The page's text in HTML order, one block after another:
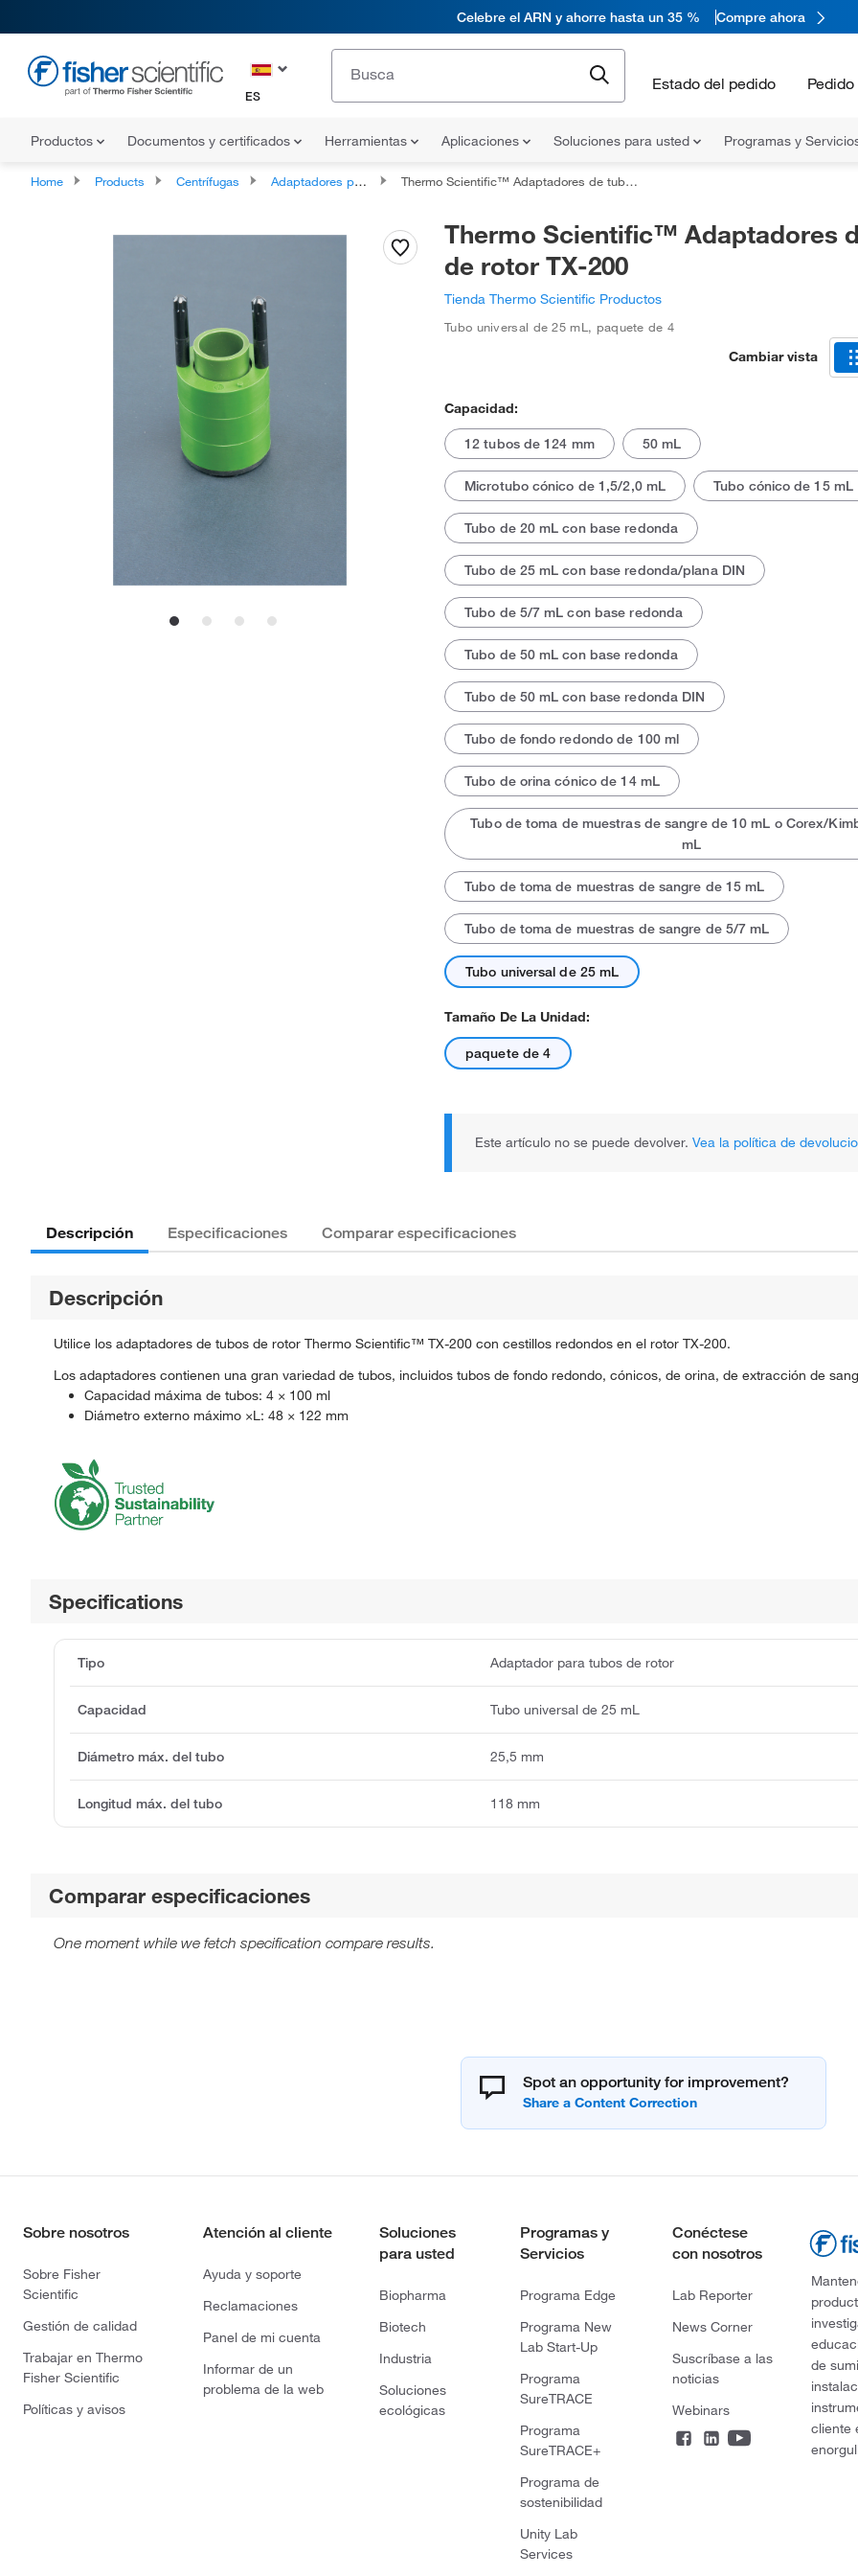
Celebre el ARN y ahorre hasta un 35 % Compre ahora
ES
Estado del pedido
Productos Documentos y certificados Herramientas Aplicaciones Soluciones para usted Programas y
Home Products Centrífugas Adaptadores para centrífugas Thermo Scientific™ Adaptadores de tubo de rotor TX-200
Thermo Scientific™ Adaptadores
de rotor TX-200
Tienda Thermo Scientific Productos
Tubo universal de 25 mL , paquete de 4
Cambiar vista
Capacidad:
12 tubos de 124 mm 50 mL
Microtubo cónico de 1,5/2,0 mL Tubo cónico de 15 mL
Tubo de 20 mL con base redonda
Tubo de 25 mL con base redonda/plana DIN
Tubo de 5/7 mL con base redonda
Tubo de 50 mL con base redonda
Tubo de 50 mL con base redonda DIN
Tubo de fondo redondo de 100 ml
Tubo de orina cónico de 14 mL
Tubo de toma de muestras de sangre de 10 mL o Corex/
mL
Tubo de toma de muestras de sangre de 15 mL
Tubo de toma de muestras de sangre de 5/7 mL
Tubo universal de 25 mL
Tamaño De La Unidad:
paquete de 4
Este artículo no se puede devolver. Vea la política de
Descripción Especificaciones Comparar especificaciones
Descripción
Utilice los adaptadores de tubos de rotor Thermo Scientific™ TX-200 con cestillos redondos en el rotor TX-200.
Los adaptadores contienen una gran variedad de tubos, incluidos tubos de fondo redondo, cónicos, de orina, de extracción de
Capacidad máxima de tubos: 4 × 100 ml
Diámetro externo máximo ×L: 48 × 122 mm
Specifications
Tipo Adaptador para tubos de rotor
Capacidad Tubo universal de 25 mL
Diámetro máx. del tubo 25,5 mm
Longitud máx. del tubo 118 mm
Comparar especificaciones
One moment while we fetch specification compare results.
Spot an opportunity for improvement?
Sobre nosotros
Sobre Fisher
Scientific
Gestión de calidad
Trabajar en Thermo
Fisher Scientific
Políticas y avisos
Atención al cliente
Ayuda y soporte
Reclamaciones
Panel de mi cuenta
Informar de un
problema de la web
Soluciones
para usted
Biopharma
Biotech
Industria
Soluciones
ecológicas
Programas y
Servicios
Programa Edge
Programa New
Lab Start-Up
Programa
SureTRACE
Programa
SureTRACE+
Programa de
sostenibilidad
Unity Lab
Services
Conéctese
con nosotros
Lab Reporter
News Corner
Suscríbase a las
noticias
Webinars
de
cliente